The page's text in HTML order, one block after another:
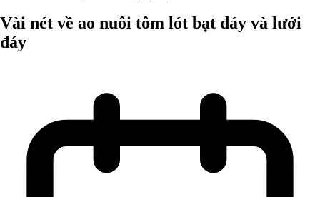
Vài nét về ao nuôi tôm lót bạt đáy và lưới
đáy